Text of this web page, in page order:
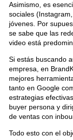
Asimismo, es
sociales
jóvenes. Por
se sabe que las
video está
Si estás buscando
empresa, en
mejores
tanto en Google
estrategias
buyer persona y
de ventas con
Todo esto con el